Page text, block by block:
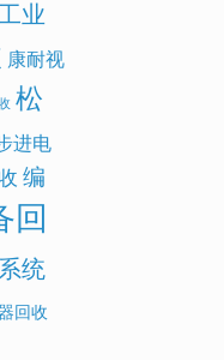
业
康耐视
松
进电
编
回
统
回收